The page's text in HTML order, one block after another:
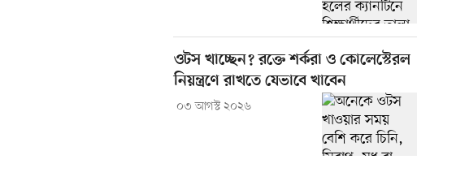
ওটস খাচ্ছেন? রক্তে শর্করা ও কোলেস্টেরল
নিয়ন্ত্রণে রাখতে যেভাবে খাবেন
০৩ আগস্ট ২০২৬